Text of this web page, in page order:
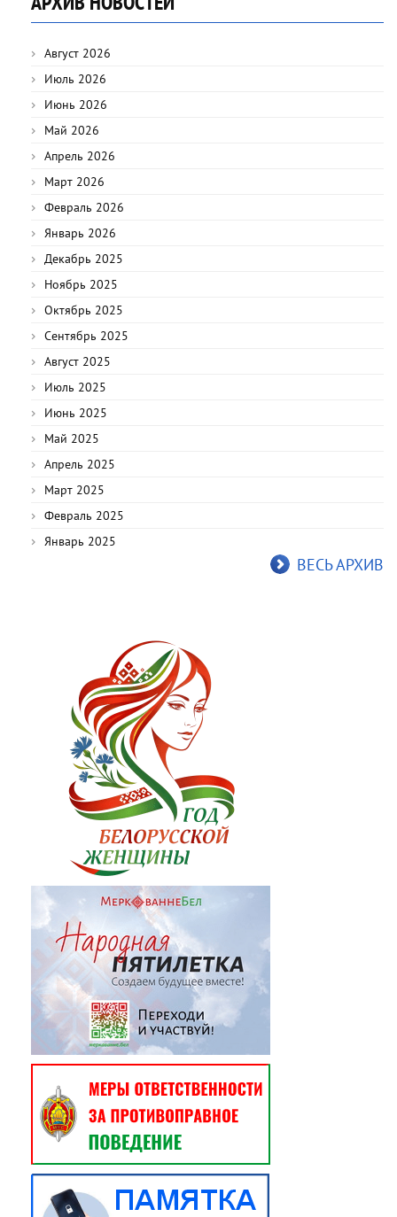
Август 2026
Июль 2026
Июнь 2026
Май 2026
Апрель 2026
Март 2026
Февраль 2026
Январь 2026
Декабрь 2025
Ноябрь 2025
Октябрь 2025
Сентябрь 2025
Август 2025
Июль 2025
Июнь 2025
Май 2025
Апрель 2025
Март 2025
Февраль 2025
Январь 2025
ВЕСЬ АРХИВ